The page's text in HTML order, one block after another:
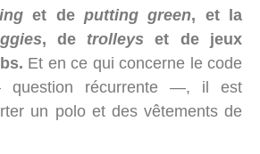
et de putting green, et la
, de trolleys et de jeux
Et en ce qui concerne le code
question récurrente —, il est
un polo et des vêtements de